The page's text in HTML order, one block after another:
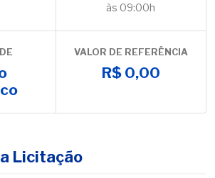
às 09:00h
VALOR DE REFERÊNCIA
R$ 0,00
Licitação